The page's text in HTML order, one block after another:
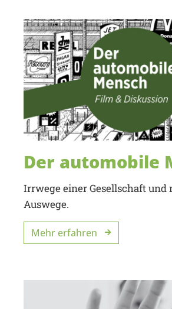
Der automobile
Irrwege einer Gesellschaft und
Auswege.
Mehr erfahren